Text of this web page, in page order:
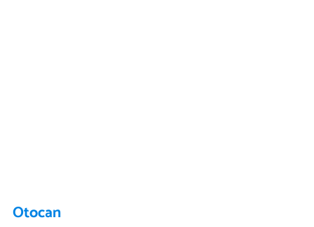
Otocan